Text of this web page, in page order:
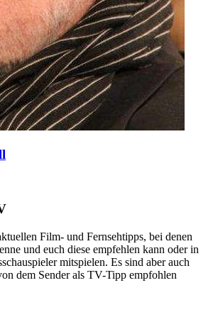
Film- und Fernsehtipps, bei denen
und euch diese empfehlen kann oder in
mitspielen. Es sind aber auch
dem Sender als TV-Tipp empfohlen